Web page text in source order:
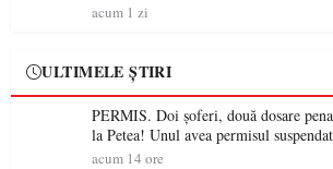
acum 1 zi
ULTIMELE ȘTIRI
PERMIS. Doi șoferi, două dosare
la Petea! Unul avea permisul
niciodată permis
acum 14 ore